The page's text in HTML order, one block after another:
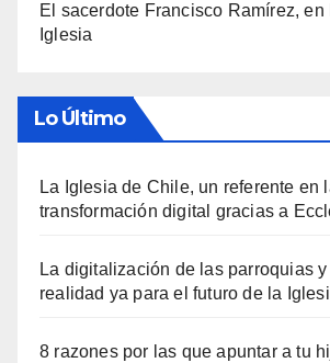
El sacerdote Francisco Ramírez,
Iglesia
Lo Último
La Iglesia de Chile, un referente en
transformación digital gracias a
La digitalización de las parroquias
realidad ya para el futuro de la
8 razones por las que apuntar a tu